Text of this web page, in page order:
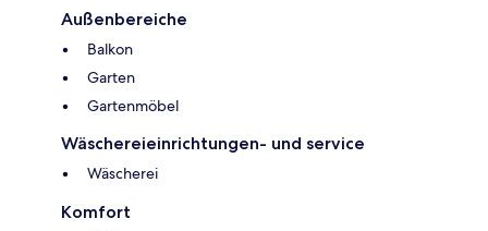
Außenbereiche
Balkon
Garten
Gartenmöbel
Wäschereieinrichtungen- und service
Wäscherei
Komfort